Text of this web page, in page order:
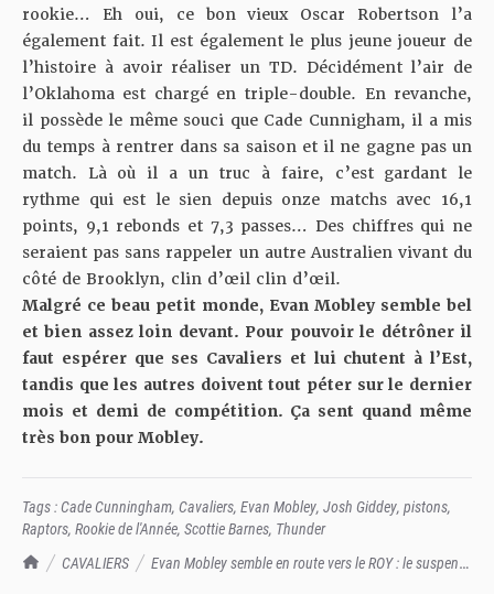
TrashTalk Actu NBA
CAVALIERS
Evan Mobley semble en route vers le ROY : le suspense
rookie… Eh oui, ce bon vieux Oscar Robertson l’a
également fait. Il est également le plus jeune joueur de
l’histoire à avoir réaliser un TD. Décidément l’air de
l’Oklahoma est chargé en triple-double. En revanche,
il possède le même souci que Cade Cunnigham, il a mis
du temps à rentrer dans sa saison et il ne gagne pas un
match. Là où il a un truc à faire, c’est gardant le
rythme qui est le sien depuis onze matchs avec 16,1
points, 9,1 rebonds et 7,3 passes… Des chiffres qui ne
seraient pas sans rappeler un autre Australien vivant du
côté de Brooklyn, clin d’œil clin d’œil.
Malgré ce beau petit monde, Evan Mobley semble bel
et bien assez loin devant. Pour pouvoir le détrôner il
faut espérer que ses Cavaliers et lui chutent à l’Est,
tandis que les autres doivent tout péter sur le dernier
mois et demi de compétition. Ça sent quand même
très bon pour Mobley.
Tags :Cade Cunningham, Cavaliers, Evan Mobley, Josh Giddey, pistons,
Raptors, Rookie de l'Année, Scottie Barnes, Thunder